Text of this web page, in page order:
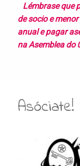
Lémbrase que
de socio e
anual e pagar
na Asemblea
Asóciate!